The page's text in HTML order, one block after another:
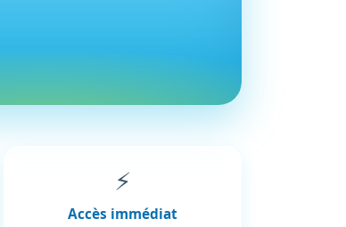
⚡
Accès immédiat